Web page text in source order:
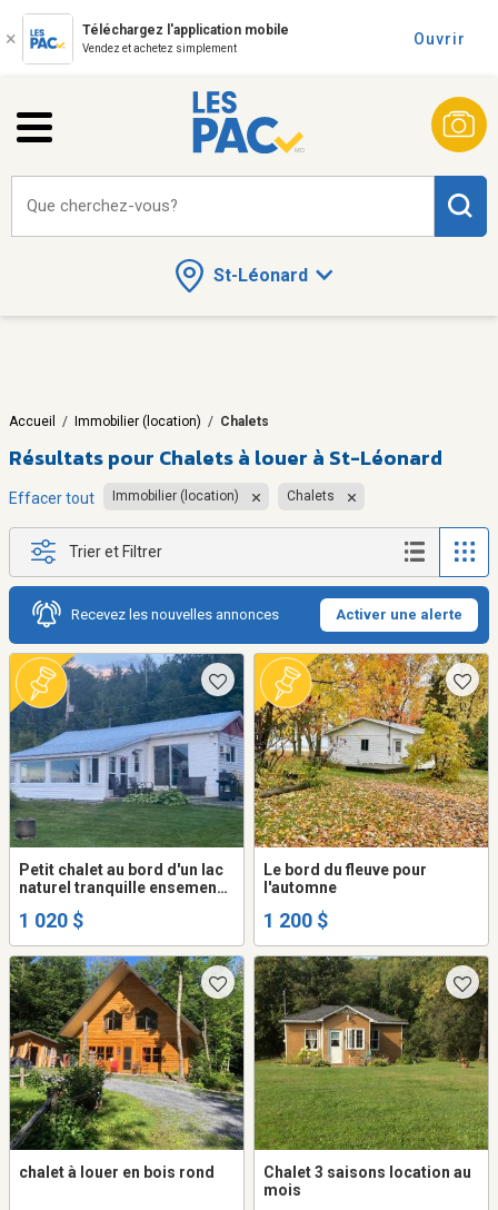
Téléchargez l'application mobile
Vendez et achetez simplement
Ouvrir
St-Léonard
Que cherchez-vous?
Accueil / Immobilier (location) / Chalets
Résultats pour Chalets à louer à St-Léonard
Effacer tout Immobilier (location) Chalets
Trier et Filtrer
Recevez les nouvelles annonces Activer une alerte
Petit chalet au bord d'un lac
naturel tranquille ensemencé
1 020 $
Le bord du fleuve pour
l'automne
1 200 $
chalet à louer en bois rond
Chalet 3 saisons location au
mois